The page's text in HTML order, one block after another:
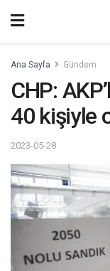
Ana Sayfa Gündem
CHP:
40 kişiyle
2023-05-28